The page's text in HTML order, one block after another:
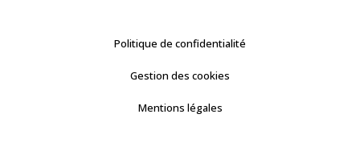
Politique de confidentialité
Gestion des cookies
Mentions légales